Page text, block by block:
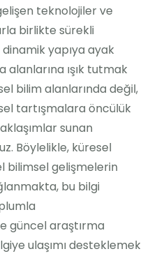
teknolojiler ve
birlikte sürekli
yapıya ayak
ışık tutmak
bilim alanlarında değil,
tartışmalara öncülük
sunan
. Böylelikle, küresel
bilimsel gelişmelerin
bu bilgi
güncel araştırma
ulaşımı desteklemek